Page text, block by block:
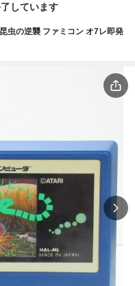
しています
虫の逆襲 ファミコン オ7レ即発